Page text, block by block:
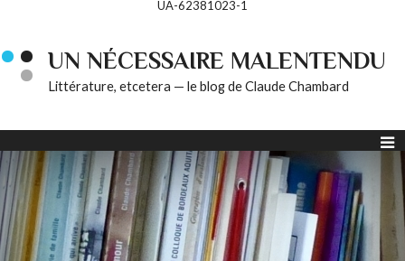
UA-62381023-1
UN NÉCESSAIRE MALENTENDU
Littérature, etcetera — le blog de Claude Chambard